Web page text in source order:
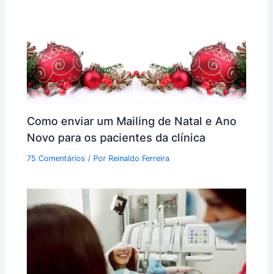
Como enviar um Mailing de Natal e Ano
Novo para os pacientes da clínica
75 Comentários / Por Reinaldo Ferreira